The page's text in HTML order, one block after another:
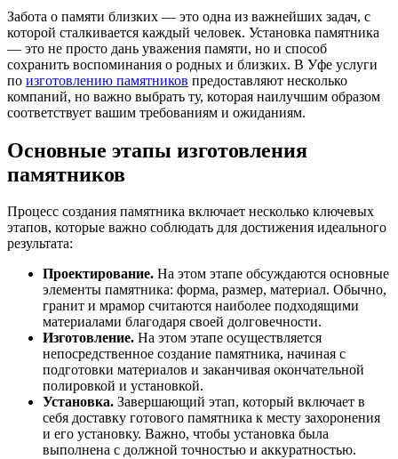
Забота о памяти близких — это одна из важнейших задач, с
которой сталкивается каждый человек. Установка памятника
— это не просто дань уважения памяти, но и способ
сохранить воспоминания о родных и близких. В Уфе услуги
по изготовлению памятников предоставляют несколько
компаний, но важно выбрать ту, которая наилучшим образом
соответствует вашим требованиям и ожиданиям.
Основные этапы изготовления
памятников
Процесс создания памятника включает несколько ключевых
этапов, которые важно соблюдать для достижения идеального
результата:
Проектирование. На этом этапе обсуждаются основные
элементы памятника: форма, размер, материал. Обычно,
гранит и мрамор считаются наиболее подходящими
материалами благодаря своей долговечности.
Изготовление. На этом этапе осуществляется
непосредственное создание памятника, начиная с
подготовки материалов и заканчивая окончательной
полировкой и установкой.
Установка. Завершающий этап, который включает в
себя доставку готового памятника к месту захоронения
и его установку. Важно, чтобы установка была
выполнена с должной точностью и аккуратностью.